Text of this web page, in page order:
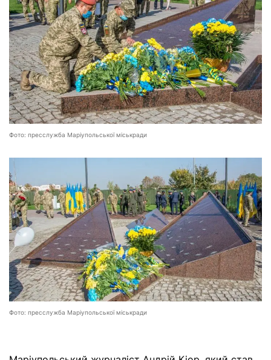
Фото: пресслужба Маріупольської міськради
Фото: пресслужба Маріупольської міськради